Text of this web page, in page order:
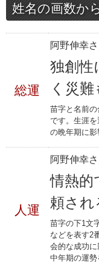
姓名の画数か
総運
阿野伸幸
独創性
く災難
苗字と名前
です。生涯
の晩年期に影
人運
阿野伸幸
情熱的
頼され
苗字の下1文
などを表す2
会的な成功
中年期の運勢